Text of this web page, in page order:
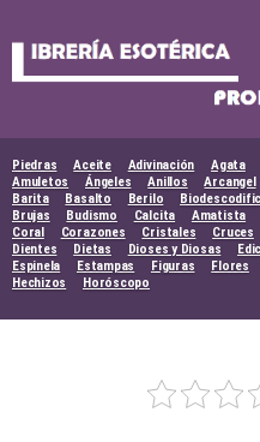
Piedras Aceite Adivinación Agata
Amuletos
Ángeles Anillos Arcangel
Barita
Basalto Berilo
Brujas
Budismo Calcita Amatista
Coral
Corazones Cristales Cruces
Dientes
Dietas Dioses y Diosas
Espinela
Estampas Figuras Flores
Hechizos
Horóscopo